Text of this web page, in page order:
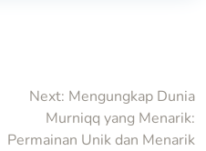
Next: Mengungkap Dunia
Murniqq yang Menarik:
Permainan Unik dan Menarik